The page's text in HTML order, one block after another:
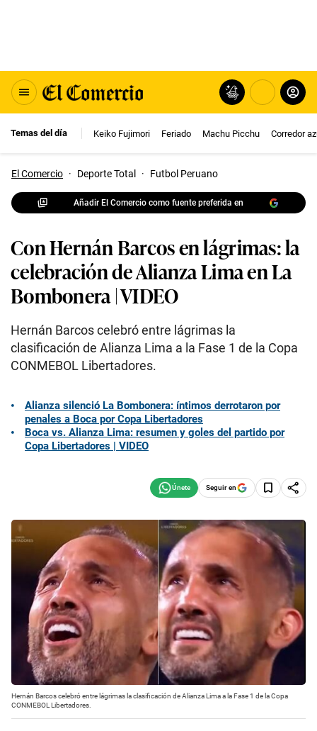
Temas del día Keiko Fujimori Feriado Machu Picchu Corredor
El Comercio · Deporte Total · Futbol Peruano
Añadir El Comercio como fuente preferida en
Con Hernán Barcos en lágrimas: la
celebración de Alianza Lima en La
Bombonera | VIDEO
Hernán Barcos celebró entre lágrimas la
clasificación de Alianza Lima a la Fase 1 de la Copa
CONMEBOL Libertadores.
Alianza silenció La Bombonera: íntimos derrotaron por
penales a Boca por Copa Libertadores
Boca vs. Alianza Lima: resumen y goles del partido por
Copa Libertadores | VIDEO
Seguir en
Hernán Barcos celebró entre lágrimas la clasificación de Alianza Lima a la Fase 1 de la Copa
CONMEBOL Libertadores.